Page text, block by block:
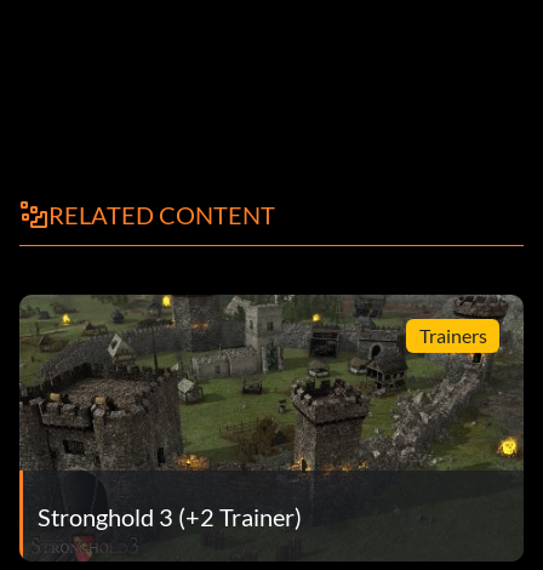
RELATED CONTENT
Trainers
Stronghold 3 (+2 Trainer)